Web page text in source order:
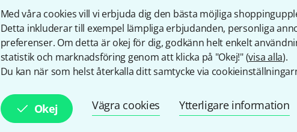
Med våra cookies vill vi erbjuda dig den bästa möjliga
Detta inkluderar till exempel lämpliga erbjudanden, personliga
preferenser. Om detta är okej för dig, godkänn helt enkelt
statistik och marknadsföring genom att klicka på "Okej!" (visa alla).
Du kan när som helst återkalla ditt samtycke via
Okej Vägra cookies Ytterligare information
Tillbehör & matchande